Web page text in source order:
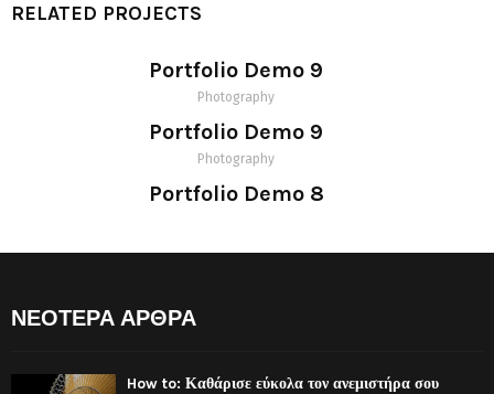
RELATED PROJECTS
Portfolio Demo 9
Photography
Portfolio Demo 9
Photography
Portfolio Demo 8
ΝΕΟΤΕΡΑ ΑΡΘΡΑ
How to: Καθάρισε εύκολα τον ανεμιστήρα σου